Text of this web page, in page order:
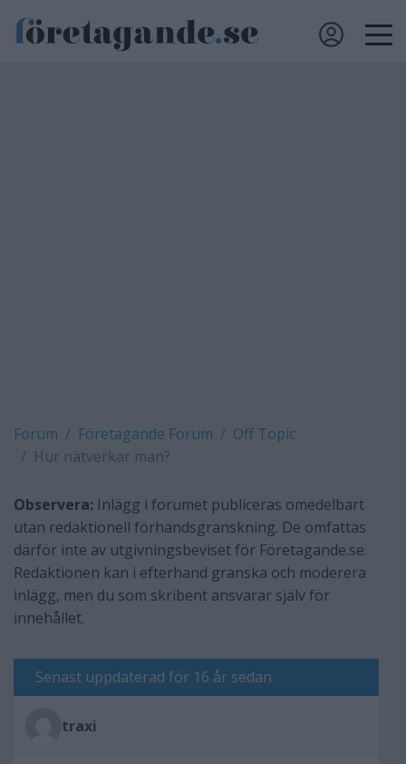
Forum Företagande Forum
Off Topic
Hur nätverkar man?
Observera: Inlägg i forumet publiceras omedelbart
utan redaktionell förhandsgranskning. De omfattas
därför inte av utgivningsbeviset för Företagande.se.
Redaktionen kan i efterhand granska och moderera
inlägg, men du som skribent ansvarar själv för
innehållet.
Senast uppdaterad för 16 år sedan
traxi